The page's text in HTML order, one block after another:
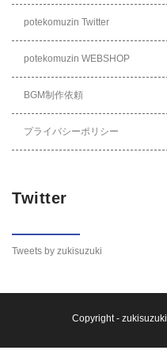
potekomuzin Twitter
potekomuzin WEBSHOP
BGM制作依頼
プライバシーポリシー
Twitter
Tweets by zukisuzuki
Copyright - zukisuzuki